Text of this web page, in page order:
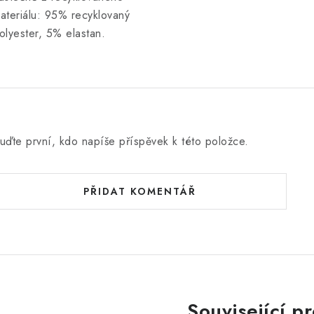
95% recyklovaný
5% elastan.
první, kdo napíše příspěvek k této položce.
PŘIDAT KOMENTÁŘ